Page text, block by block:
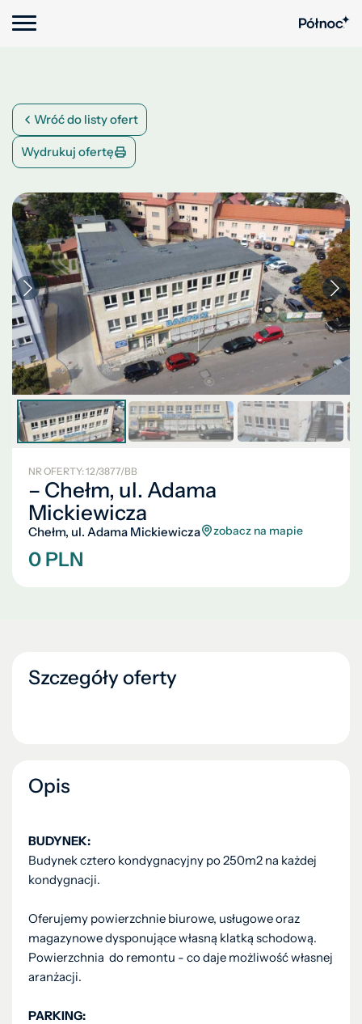
Wróć do listy ofert
Wydrukuj ofertę
NR OFERTY: 12/3877/BB
– Chełm, ul. Adama
Mickiewicza
Chełm, ul. Adama Mickiewicza zobacz na mapie
0 PLN
Szczegóły oferty
Opis
BUDYNEK:
Budynek cztero kondygnacyjny po 250m2 na każdej
kondygnacji.
Oferujemy powierzchnie biurowe, usługowe oraz
magazynowe dysponujące własną klatką schodową.
Powierzchnia do remontu - co daje możliwość własnej
aranżacji.
PARKING: